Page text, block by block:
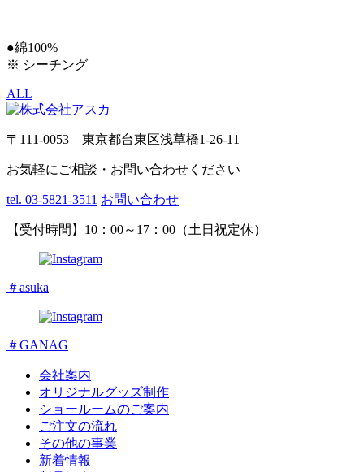
●綿100%
※ シーチング
ALL
〒111-0053 東京都台東区浅草橋1-26-11
お気軽にご相談・お問い合わせください
tel. 03-5821-3511 お問い合わせ
【受付時間】10：00～17：00（土日祝定休）
＃asuka
＃GANAG
会社案内
オリジナルグッズ制作
ショールームのご案内
ご注文の流れ
その他の事業
新着情報